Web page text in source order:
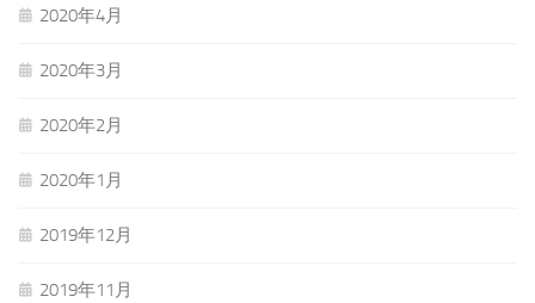
2020年4月
2020年3月
2020年2月
2020年1月
2019年12月
2019年11月